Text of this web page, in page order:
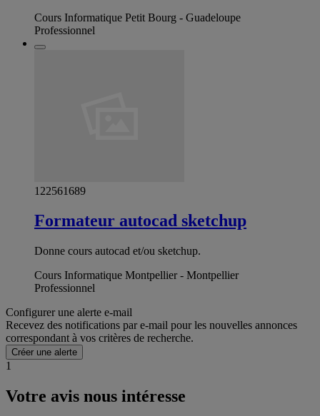
Cours Informatique Petit Bourg - Guadeloupe
Professionnel
122561689
Formateur autocad sketchup
Donne cours autocad et/ou sketchup.
Cours Informatique Montpellier - Montpellier
Professionnel
Configurer une alerte e-mail
Recevez des notifications par e-mail pour les nouvelles annonces
correspondant à vos critères de recherche.
Créer une alerte
1
Votre avis nous intéresse